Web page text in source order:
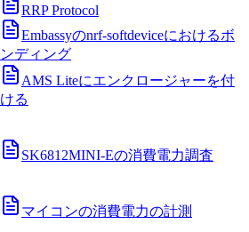
RRP Protocol
Embassyのnrf-softdeviceにおけるボ
ンディング
AMS Liteにエンクロージャーを付
ける
SK6812MINI-Eの消費電力調査
マイコンの消費電力の計測